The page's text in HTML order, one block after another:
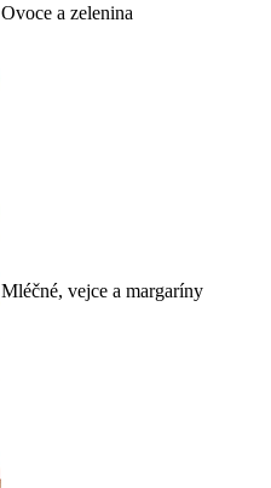
Ovoce a zelenina
Mléčné, vejce a margaríny